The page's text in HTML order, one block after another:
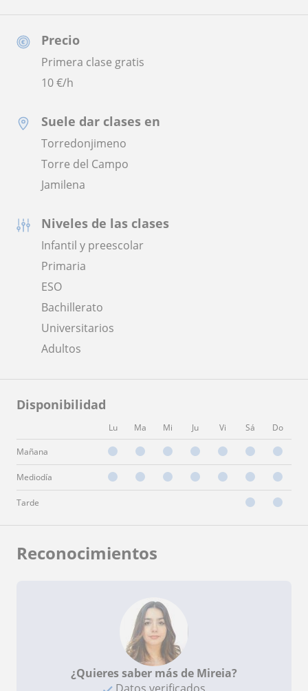
Precio
Primera clase gratis
10€/h
Suele dar clases en
Torredonjimeno
Torre del Campo
Jamilena
Niveles de las clases
Infantil y preescolar
Primaria
ESO
Bachillerato
Universitarios
Adultos
Disponibilidad
Lu Ma Mi Ju Vi Sá Do
Mañana
Mediodía
Tarde
Reconocimientos
¿Quieres saber más de Mireia?